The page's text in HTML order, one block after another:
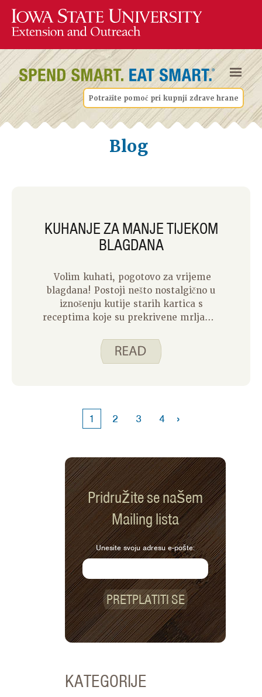
Potražite pomoć pri kupnji zdrave hrane
Blog
KUHANJE ZA MANJE TIJEKOM
BLAGDANA
Volim kuhati, pogotovo za vrijeme
blagdana! Postoji nešto nostalgično u
iznošenju kutije starih kartica s
receptima koje su prekrivene mrljama
mijenjaju recepte tijekom godina.
Kuhanje blagdanskih obroka način je
protekle godine.
1 2 3 4 ›
Pridružite se našem
Mailing lista
Unesite svoju adresu e-pošte:
PRETPLATITI SE
KATEGORIJE